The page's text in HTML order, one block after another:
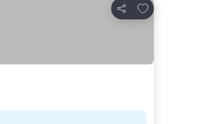
Compartir
Agregar a favoritos